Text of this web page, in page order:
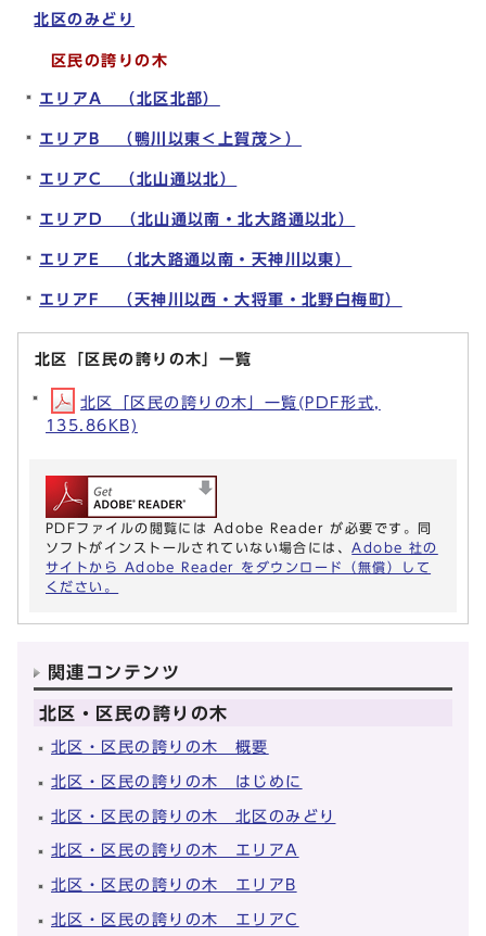
北区のみどり
区民の誇りの木
エリアA （北区北部）
エリアB （鴨川以東＜上賀茂＞）
エリアC （北山通以北）
エリアD （北山通以南・北大路通以北）
エリアE （北大路通以南・天神川以東）
エリアF （天神川以西・大将軍・北野白梅町）
北区「区民の誇りの木」一覧
北区「区民の誇りの木」一覧(PDF形式,
135.86KB)
PDFファイルの閲覧には Adobe Reader が必要です。同
ソフトがインストールされていない場合には、 Adobe 社の
サイトから Adobe Reader をダウンロード（無償）して
ください。
関連コンテンツ
北区・区民の誇りの木
北区・区民の誇りの木 概要
北区・区民の誇りの木 はじめに
北区・区民の誇りの木 北区のみどり
北区・区民の誇りの木 エリアA
北区・区民の誇りの木 エリアB
北区・区民の誇りの木 エリアC